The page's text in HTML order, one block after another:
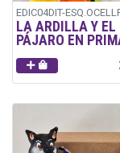
EDIC04DIT-
LA ARDILLA Y EL
PÁJARO EN